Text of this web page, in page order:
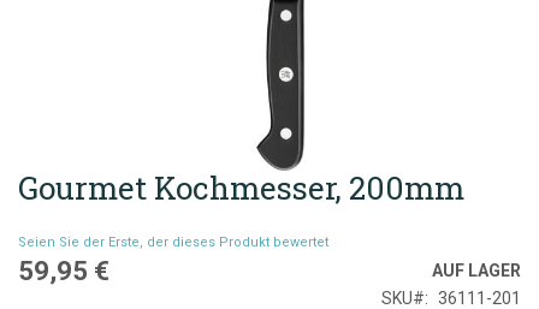
Zum
Anfang
springen
Gourmet Kochmesser, 200mm
Seien Sie der Erste, der dieses Produkt bewertet
59,95 €
AUF LAGER
SKU
36111-201